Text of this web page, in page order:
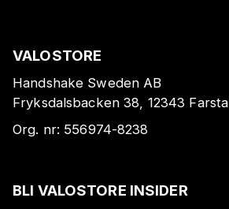
VALOSTORE
Handshake Sweden AB
Fryksdalsbacken 38, 12343 Farsta
Org. nr: 556974-8238
BLI VALOSTORE INSIDER